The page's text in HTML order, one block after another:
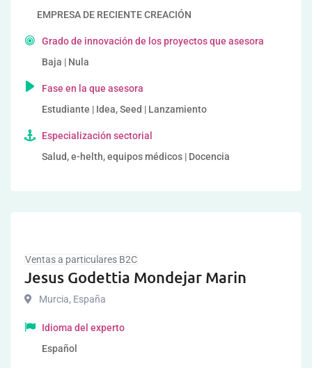
EMPRESA DE RECIENTE CREACIÓN
Grado de innovación de los proyectos que asesora
Baja | Nula
Fase en la que asesora
Estudiante | Idea, Seed | Lanzamiento
Especialización sectorial
Salud, e-helth, equipos médicos | Docencia
Ventas a particulares B2C
Jesus Godettia Mondejar Marin
Murcia, España
Idioma del experto
Español